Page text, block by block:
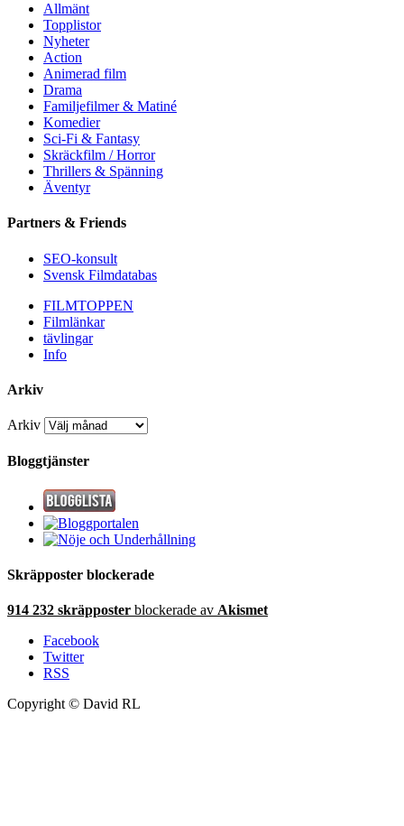
Allmänt
Topplistor
Nyheter
Action
Animerad film
Drama
Familjefilmer & Matiné
Komedier
Sci-Fi & Fantasy
Skräckfilm / Horror
Thrillers & Spänning
Äventyr
Partners & Friends
SEO-konsult
Svensk Filmdatabas
FILMTOPPEN
Filmlänkar
tävlingar
Info
Arkiv
Arkiv
Bloggtjänster
Skräpposter blockerade
914 232 skräpposter blockerade av Akismet
Facebook
Twitter
RSS
Copyright © David RL